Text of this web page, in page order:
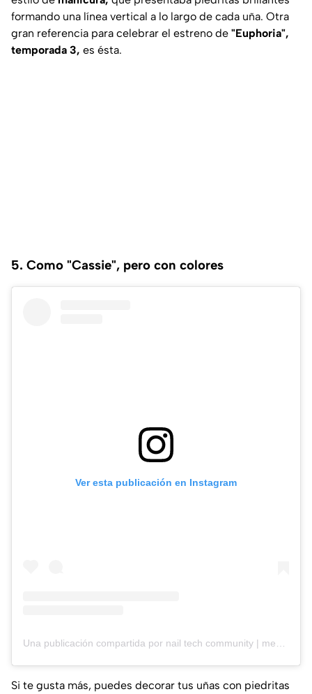
formando una línea vertical a lo largo de cada uña. Otra
gran referencia para celebrar el estreno de "Euphoria",
temporada 3, es ésta.
5. Como "Cassie", pero con colores
Ver esta publicación en Instagram
Si te gusta más, puedes decorar tus uñas con piedritas